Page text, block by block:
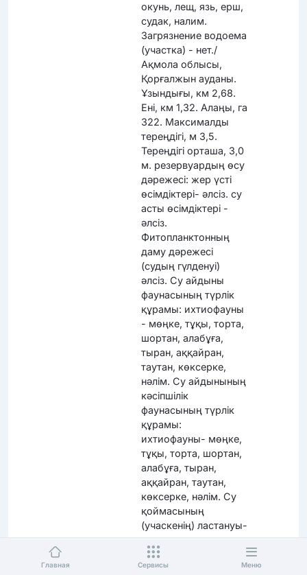
Главная Сервисы Меню
окунь, лещ, язь, ерш,
судак, налим.
Загрязнение водоема
(участка) - нет./
Ақмола облысы,
Қорғалжын ауданы.
Ұзындығы, км 2,68.
Ені, км 1,32. Алаңы, га
322. Максималды
тереңдігі, м 3,5.
Тереңдігі орташа, 3,0
м. резервуардың өсу
дәрежесі: жер үсті
өсімдіктері- әлсіз. су
асты өсімдіктері -
әлсіз.
Фитопланктонның
даму дәрежесі
(судың гүлденуі)
әлсіз. Су айдыны
фаунасының түрлік
құрамы: ихтиофауны
- мөңке, тұқы, торта,
шортан, алабұға,
тыран, аққайран,
таутан, көксерке,
нәлім. Су айдынының
кәсіпшілік
фаунасының түрлік
құрамы:
ихтиофауны- мөңке,
тұқы, торта, шортан,
алабұға, тыран,
аққайран, таутан,
көксерке, нәлім. Су
қоймасының
(учаскенің) ластануы-
Озеро Коктал /
Акмолинская
Торги